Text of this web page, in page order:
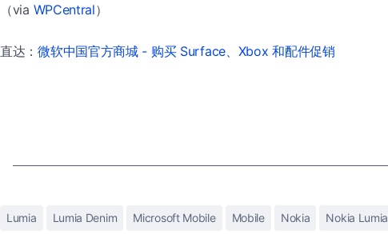
（via WPCentral）
直达：微软中国官方商城 - 购买 Surface、Xbox 和配件促销
Lumia Lumia Denim Microsoft Mobile Mobile Nokia Nokia Lumia